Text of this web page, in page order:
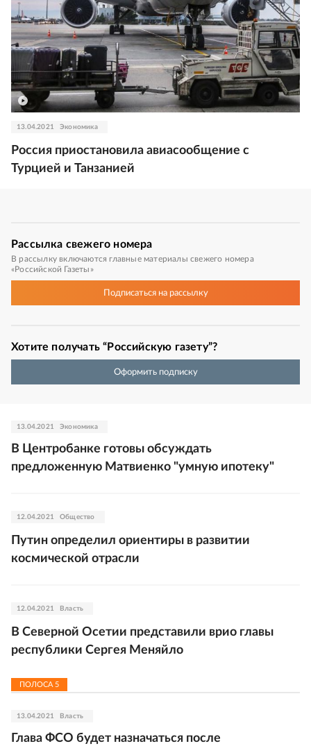
13.04.2021 Экономика
Россия приостановила авиасообщение с
Турцией и Танзанией
Рассылка свежего номера
В рассылку включаются главные материалы свежего номера
«Российской Газеты»
Подписатьсяна рассылку
Хотите получать “Российскую газету”?
Оформить подписку
13.04.2021 Экономика
В Центробанке готовы обсуждать
предложенную Матвиенко "умную ипотеку"
12.04.2021 Общество
Путин определил ориентиры в развитии
космической отрасли
12.04.2021 Власть
В Северной Осетии представили врио главы
республики Сергея Меняйло
ПОЛОСА5
13.04.2021 Власть
Глава ФСО будет назначаться после